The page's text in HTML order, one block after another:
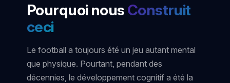
Pourquoi nous Construit
ceci
Le football a toujours été un jeu autant mental
que physique. Pourtant, pendant des
décennies, le développement cognitif a été la